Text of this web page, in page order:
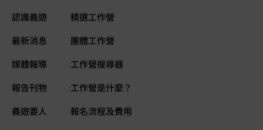
認識義遊
最新消息
媒體報導
報告刊物
義遊要人
精選工作營
團體工作營
工作營搜尋器
工作營是什麼？
報名流程及費用